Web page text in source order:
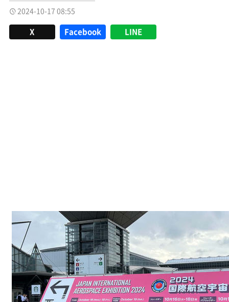
2024-10-17 08:55
X Facebook LINE